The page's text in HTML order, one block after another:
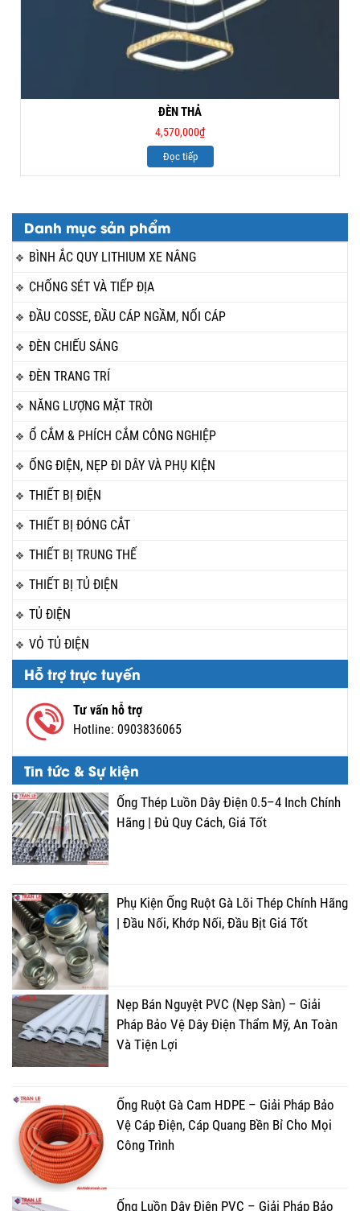
Danh mục sản phẩm
BÌNH ẮC QUY LITHIUM XE NÂNG
CHỐNG SÉT VÀ TIẾP ĐỊA
ĐẦU COSSE, ĐẦU CÁP NGẦM, NỐI CÁP
ĐÈN CHIẾU SÁNG
ĐÈN TRANG TRÍ
NĂNG LƯỢNG MẶT TRỜI
Ổ CẮM & PHÍCH CẮM CÔNG NGHIỆP
ỐNG ĐIỆN, NẸP ĐI DÂY VÀ PHỤ KIỆN
THIẾT BỊ ĐIỆN
THIẾT BỊ ĐÓNG CẮT
THIẾT BỊ TRUNG THẾ
THIẾT BỊ TỦ ĐIỆN
TỦ ĐIỆN
VỎ TỦ ĐIỆN
Hỗ trợ trực tuyến
Tư vấn hỗ trợ
Hotline: 0903836065
Tin tức & Sự kiện
Ống Thép Luồn Dây Điện 0.5–4 Inch Chính
Hãng | Đủ Quy Cách, Giá Tốt
Phụ Kiện Ống Ruột Gà Lõi Thép Chính Hãng
| Đầu Nối, Khớp Nối, Đầu Bịt Giá Tốt
Nẹp Bán Nguyệt PVC (Nẹp Sàn) – Giải
Pháp Bảo Vệ Dây Điện Thẩm Mỹ, An Toàn
Và Tiện Lợi
Ống Ruột Gà Cam HDPE – Giải Pháp Bảo
Vệ Cáp Điện, Cáp Quang Bền Bỉ Cho Mọi
Công Trình
Ống Luồn Dây Điện PVC – Giải Pháp Bảo
ĐÈN THẢ
4,570,000₫
Đọc tiếp